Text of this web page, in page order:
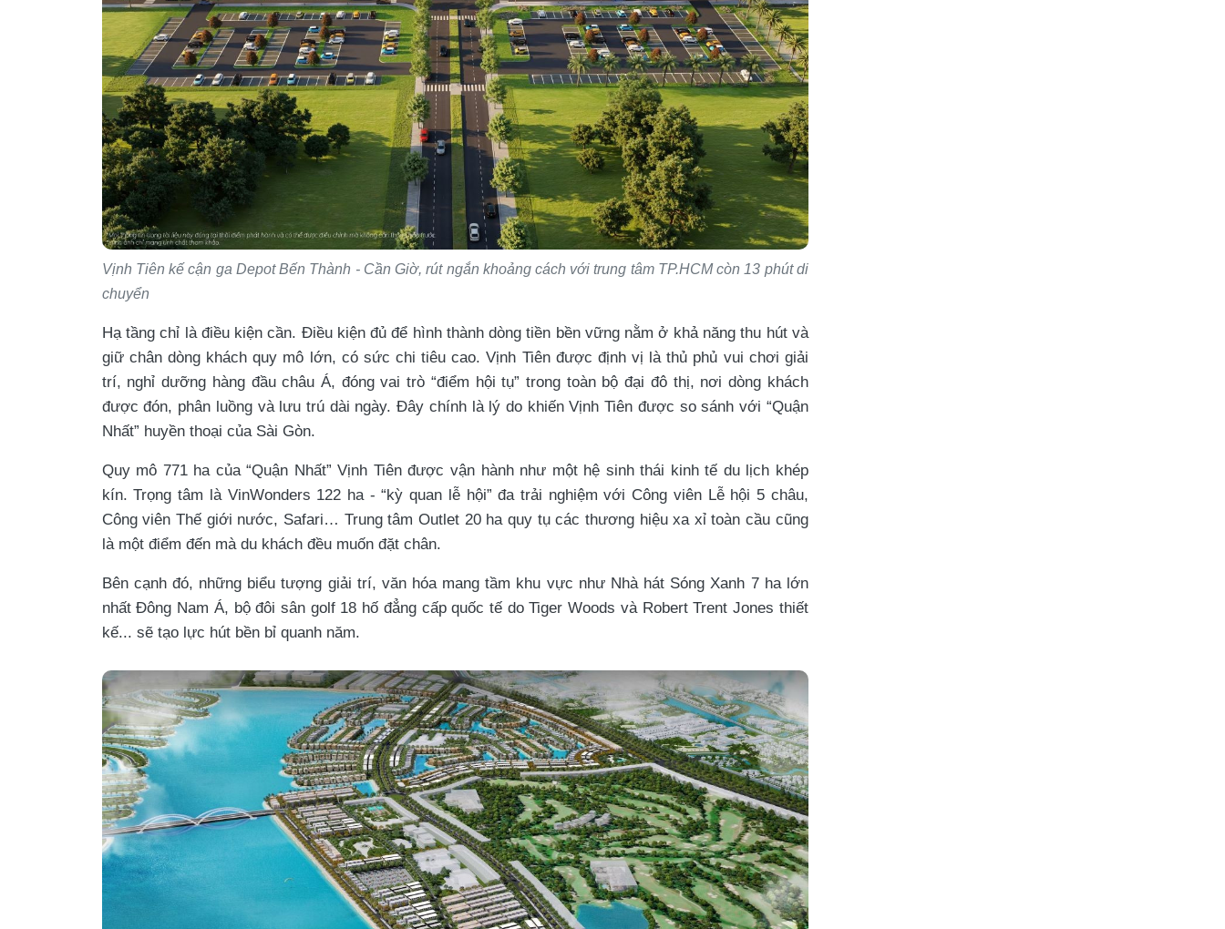
Vịnh Tiên kế cận ga Depot Bến Thành - Cần Giờ, rút ngắn khoảng cách với trung tâm TP.HCM còn 13 phút di
chuyển
Hạ tầng chỉ là điều kiện cần. Điều kiện đủ để hình thành dòng tiền bền vững nằm ở khả năng thu hút và
giữ chân dòng khách quy mô lớn, có sức chi tiêu cao. Vịnh Tiên được định vị là thủ phủ vui chơi giải
trí, nghỉ dưỡng hàng đầu châu Á, đóng vai trò “điểm hội tụ” trong toàn bộ đại đô thị, nơi dòng khách
được đón, phân luồng và lưu trú dài ngày. Đây chính là lý do khiến Vịnh Tiên được so sánh với “Quận
Nhất” huyền thoại của Sài Gòn.
Quy mô 771 ha của “Quận Nhất” Vịnh Tiên được vận hành như một hệ sinh thái kinh tế du lịch khép
kín. Trọng tâm là VinWonders 122 ha - “kỳ quan lễ hội” đa trải nghiệm với Công viên Lễ hội 5 châu,
Công viên Thế giới nước, Safari… Trung tâm Outlet 20 ha quy tụ các thương hiệu xa xỉ toàn cầu cũng
là một điểm đến mà du khách đều muốn đặt chân.
Bên cạnh đó, những biểu tượng giải trí, văn hóa mang tầm khu vực như Nhà hát Sóng Xanh 7 ha lớn
nhất Đông Nam Á, bộ đôi sân golf 18 hố đẳng cấp quốc tế do Tiger Woods và Robert Trent Jones thiết
kế... sẽ tạo lực hút bền bỉ quanh năm.